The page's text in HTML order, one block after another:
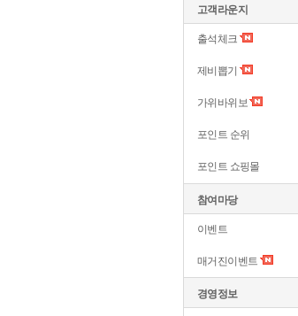
고객라운지
출석체크
제비뽑기
가위바위보
포인트 순위
포인트 쇼핑몰
참여마당
이벤트
매거진이벤트
경영정보